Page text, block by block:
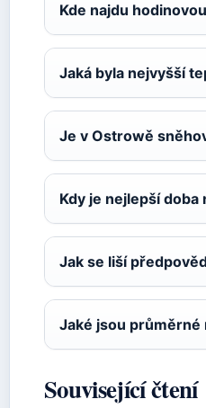
Kde najdu
Jaká byla nejvyšší
Je v Ostrowě
Kdy je nejlepší
Jak se liší
Jaké jsou
Související čtení